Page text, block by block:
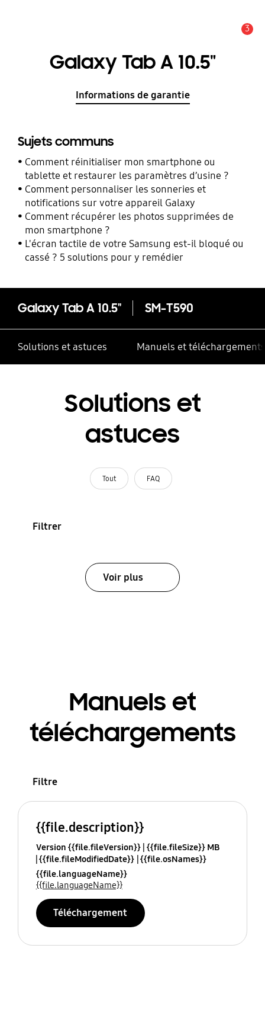
3
Galaxy Tab A 10.5"
Informations de garantie
Sujets communs
Comment réinitialiser mon smartphone ou
tablette et restaurer les paramètres d’usine ?
Comment personnaliser les sonneries et
notifications sur votre appareil Galaxy
Comment récupérer les photos supprimées de
mon smartphone ?
L'écran tactile de votre Samsung est-il bloqué ou
cassé ? 5 solutions pour y remédier
Galaxy Tab A 10.5" SM-T590
Solutions et astuces Manuels et téléchargements
Solutions et
astuces
Tout FAQ
Filtrer
Voir plus
Manuels et
téléchargements
Filtre
{{file.description}}
Version {{file.fileVersion}} {{file.fileSize}} MB
{{file.fileModifiedDate}} {{file.osNames}}
{{file.languageName}}
{{file.languageName}}
Téléchargement